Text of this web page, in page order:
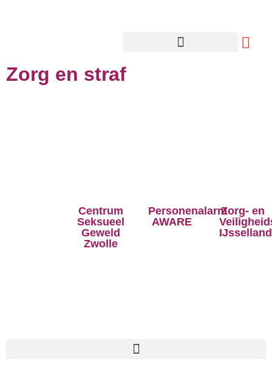
Zorg en straf
Centrum
Seksueel
Geweld
Zwolle
Personenalarm
AWARE
Zorg- en
IJsselland